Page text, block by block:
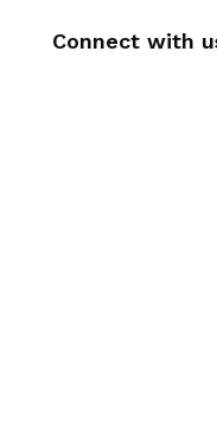
Connect with